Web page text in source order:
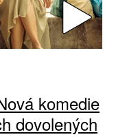
komedie
dovolených